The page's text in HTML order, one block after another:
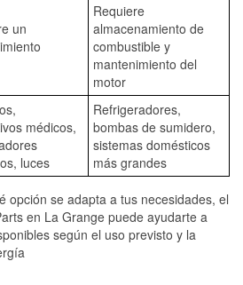
un
Requiere
almacenamiento de
combustible y
mantenimiento del
motor
médicos,
luces
Refrigeradores,
bombas de sumidero,
sistemas domésticos
más grandes
opción se adapta a tus necesidades, el
en La Grange puede ayudarte a
según el uso previsto y la